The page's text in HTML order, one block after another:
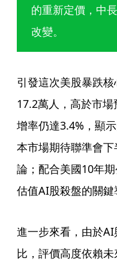
的重新定價，中
改變。
引發這次美股暴跌
17.2萬人，高於市
增率仍達3.4%，顯
本市場期待聯準會
論；配合美國10年
估值AI股殺盤的關鍵
進一步來看，由於
比，評價高度依賴